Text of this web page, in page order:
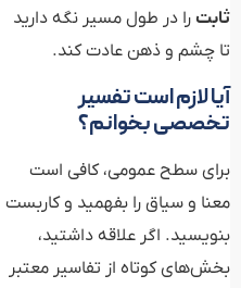
ثابت را در طول مسیر نگه دارید
تا چشم و ذهن عادت کند.
آیا لازم است تفسیر
تخصصی بخوانم؟
برای سطح عمومی، کافی است
معنا و سیاق را بفهمید و کاربست
بنویسید. اگر علاقه داشتید،
بخش‌های کوتاه از تفاسیر معتبر